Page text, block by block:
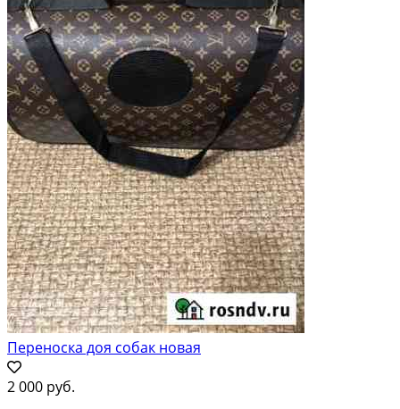
Переноска доя собак новая
2 000 руб.